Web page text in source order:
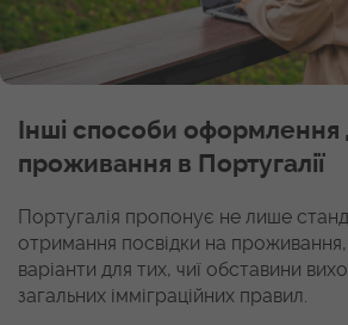
Інші способи оформлення
проживання в Португалії
Португалія пропонує не лише
отримання посвідки на проживання,
варіанти для тих, чиї обставини
загальних імміграційних правил.